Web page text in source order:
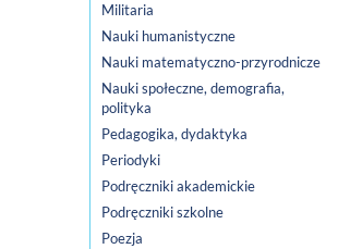
Militaria
Nauki humanistyczne
Nauki matematyczno-przyrodnicze
Nauki społeczne, demografia,
polityka
Pedagogika, dydaktyka
Periodyki
Podręczniki akademickie
Podręczniki szkolne
Poezja